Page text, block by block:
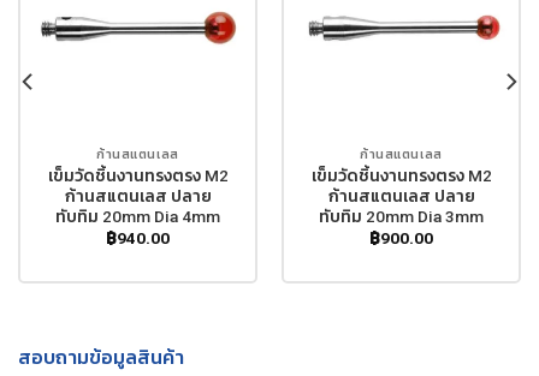
ก้านสแตนเลส
เข็มวัดชิ้นงานทรงตรง M2
ก้านสแตนเลส ปลาย
ทับทิม 20mm Dia 4mm
฿940.00
ก้านสแตนเลส
เข็มวัดชิ้นงานทรงตรง M2
ก้านสแตนเลส ปลาย
ทับทิม 20mm Dia 3mm
฿900.00
สอบถามข้อมูลสินค้า